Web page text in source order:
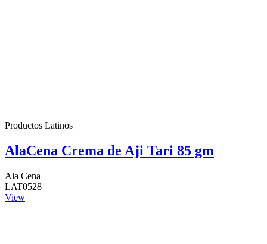
Productos Latinos
AlaCena Crema de Aji Tari 85 gm
Ala Cena
LAT0528
View